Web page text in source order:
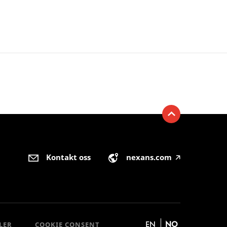
Kontakt oss nexans.com 🡥
COOKIE CONSENT EN NO